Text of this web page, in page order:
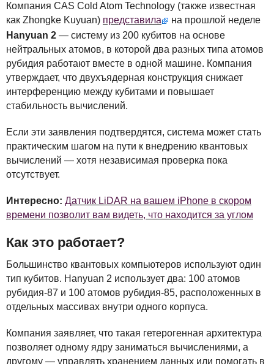
Компания CAS Cold Atom Technology (также известная
как Zhongke Kuyuan) представила
на прошлой неделе
Hanyuan 2 — систему из 200 кубитов на основе
нейтральных атомов, в которой два разных типа атомов
рубидия работают вместе в одной машине. Компания
утверждает, что двухъядерная конструкция снижает
интерференцию между кубитами и повышает
стабильность вычислений.
Если эти заявления подтвердятся, система может стать
практическим шагом на пути к внедрению квантовых
вычислений — хотя независимая проверка пока
отсутствует.
Интересно: Датчик LiDAR на вашем iPhone в скором
времени позволит вам видеть, что находится за углом
Как это работает?
Большинство квантовых компьютеров используют один
тип кубитов. Hanyuan 2 использует два: 100 атомов
рубидия-87 и 100 атомов рубидия-85, расположенных в
отдельных массивах внутри одного корпуса.
Компания заявляет, что такая гетерогенная архитектура
позволяет одному ядру заниматься вычислениями, а
другому — управлять хранением данных или помогать в